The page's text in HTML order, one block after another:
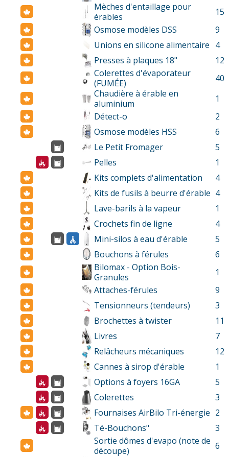
Mèches d'entaillage pour
érables
15
Osmose modèles DSS
9
Unions en silicone alimentaire 4
Presses à plaques 18"
12
Colerettes d'évaporateur
(FUMÉE)
40
Chaudière à érable en
aluminium
1
Détect-o
2
Osmose modèles HSS
6
Le Petit Fromager
5
Pelles
1
Kits complets d'alimentation
4
Kits de fusils à beurre d'érable 4
Lave-barils à la vapeur
1
Crochets fin de ligne
4
Mini-silos à eau d'érable
5
Bouchons à férules
6
Bilomax - Option Bois-
Granules
1
Attaches-férules
9
Tensionneurs (tendeurs)
3
Brochettes à twister
11
Livres
7
Relâcheurs mécaniques
12
Cannes à sirop d'érable
1
Options à foyers 16GA
5
Colerettes
3
Fournaises AirBilo Tri-énergie 2
Té-Bouchons"
3
Sortie dômes d'evapo (note de
découpe)
6